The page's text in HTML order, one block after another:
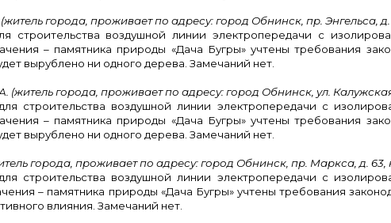
города, проживает по адресу: город Обнинск, пр. Энгельса, д.
строительства воздушной линии электропередачи с
– памятника природы «Дача Бугры» учтены требования
вырублено ни одного дерева. Замечаний нет.
города, проживает по адресу: город Обнинск, ул. Калужская,
строительства воздушной линии электропередачи с
– памятника природы «Дача Бугры» учтены требования
вырублено ни одного дерева. Замечаний нет.
города, проживает по адресу: город Обнинск, пр. Маркса, д. 63,
строительства воздушной линии электропередачи с
– памятника природы «Дача Бугры» учтены требования
влияния. Замечаний нет.